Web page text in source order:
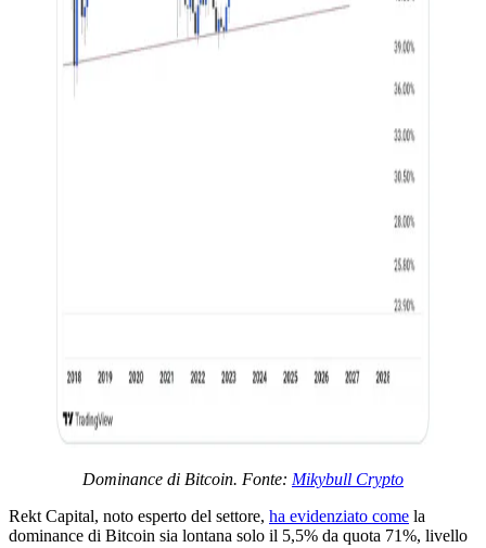
Dominance di Bitcoin. Fonte: Mikybull Crypto
Rekt Capital, noto esperto del settore, ha evidenziato come la
dominance di Bitcoin sia lontana solo il 5,5% da quota 71%, livello